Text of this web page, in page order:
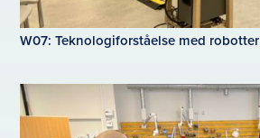
W07: Teknologiforståelse med robotter